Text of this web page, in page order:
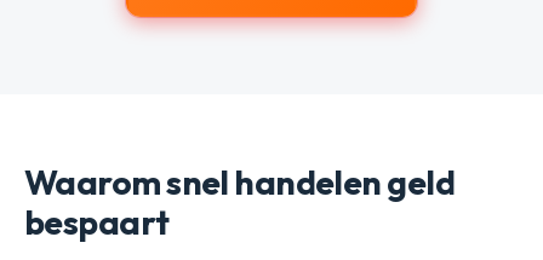
Waarom snel handelen geld
bespaart